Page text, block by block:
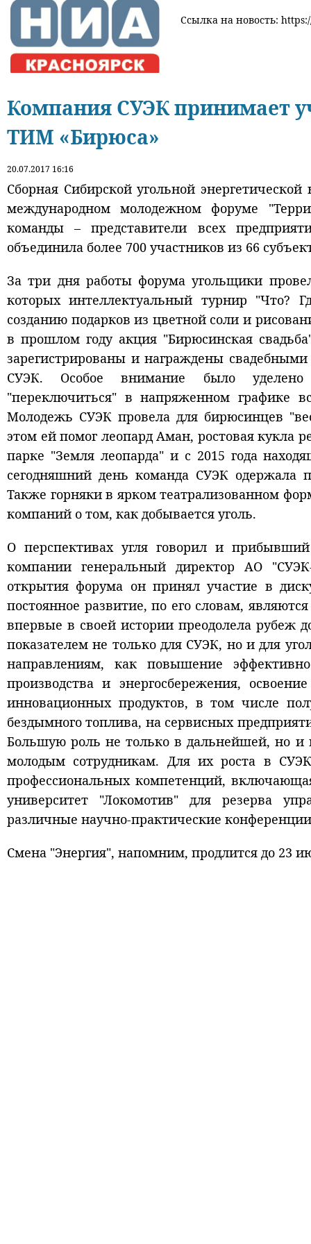
Ссылка на новость:
Компания СУЭК принимает
ТИМ «Бирюса»
20.07.2017 16:16
Сборная Сибирской угольной
международном молодежном форуме
команды – представители всех
объединила более 700 участников из 66
За три дня работы форума угольщики
которых интеллектуальный турнир "Что?
созданию подарков из цветной соли и
в прошлом году акция "Бирюсинская
зарегистрированы и награждены
СУЭК. Особое внимание было уделено
"переключиться" в напряженном графике
Молодежь СУЭК провела для бирюсинцев
этом ей помог леопард Аман, ростовая кукла
парке "Земля леопарда" и с 2015 года
сегодняшний день команда СУЭК одержала
Также горняки в ярком театрализованном
компаний о том, как добывается уголь.
О перспективах угля говорил и
компании генеральный директор АО
открытия форума он принял участие в
постоянное развитие, по его словам,
впервые в своей истории преодолела рубеж
показателем не только для СУЭК, но и для
направлениям, как повышение
производства и энергосбережения,
инновационных продуктов, в том числе
бездымного топлива, на сервисных
Большую роль не только в дальнейшей, но и
молодым сотрудникам. Для их роста в
профессиональных компетенций,
университет "Локомотив" для резерва
различные научно-практические
Смена "Энергия", напомним, продлится до 23